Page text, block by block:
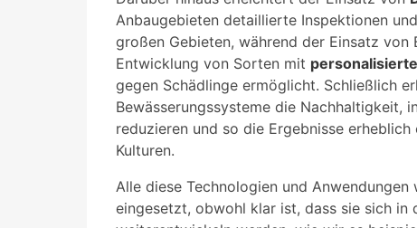
Anbaugebieten detaillierte Inspektionen
großen Gebieten, während der Einsatz
Entwicklung von Sorten mit
gegen Schädlinge ermöglicht. Schließlich
Bewässerungssysteme die Nachhaltigkeit,
reduzieren und so die Ergebnisse
Kulturen.
Alle diese Technologien und
eingesetzt, obwohl klar ist, dass sie sich in